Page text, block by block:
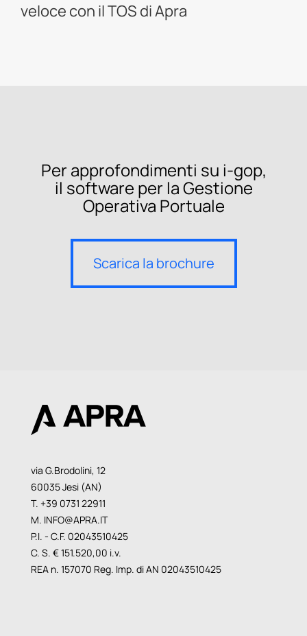
veloce con il TOS di Apra
Per approfondimenti su i-gop,
il software per la Gestione
Operativa Portuale
Scarica la brochure
via G.Brodolini, 12
60035 Jesi (AN)
T. +39 0731 22911
M. INFO@APRA.IT
P.I. - C.F. 02043510425
C. S. € 151.520,00 i.v.
REA n. 157070 Reg. Imp. di AN 02043510425